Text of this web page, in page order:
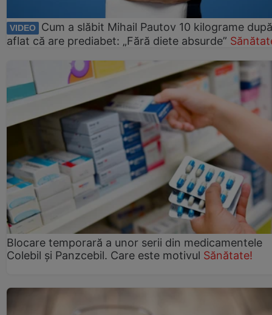
VIDEO
Cum a slăbit Mihail Pautov 10 kilograme
aflat că are prediabet: „Fără diete absurde”
Blocare temporară a unor serii din medicamentele
Colebil și Panzcebil. Care este motivul Sănătate!